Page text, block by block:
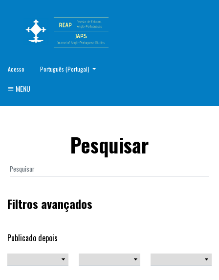
Acesso ##plugins.themes.healthSciences.language.toggle##
Português (Portugal)
MENU
Pesquisar
Filtros avançados
Publicado depois